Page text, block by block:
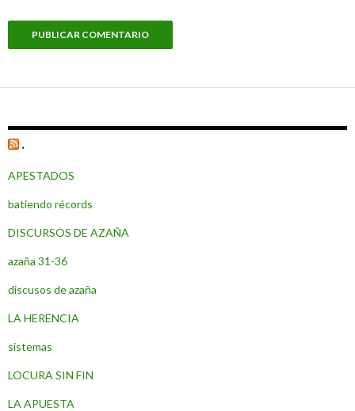
.
APESTADOS
batiendo récords
DISCURSOS DE AZAÑA
azaña 31-36
discusos de azaña
LA HERENCIA
sistemas
LOCURA SIN FIN
LA APUESTA